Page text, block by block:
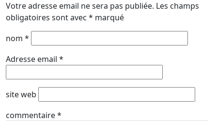
Votre adresse email ne sera pas publiée. Les champs
obligatoires sont avec * marqué
nom *
Adresse email *
site web
commentaire*